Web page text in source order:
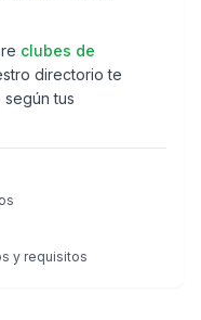
clubes de
directorio te
tus
y requisitos